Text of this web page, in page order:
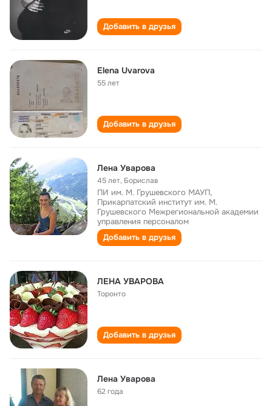
Добавить в друзья
Elena Uvarova
55 лет
Добавить в друзья
Лена Уварова
45 лет, Борислав
ПИ им. М. Грушевского МАУП,
Прикарпатский институт им. М.
Грушевского Межрегиональной академии
управления персоналом
Добавить в друзья
ЛЕНА УВАРОВА
Торонто
Добавить в друзья
Лена Уварова
62 года